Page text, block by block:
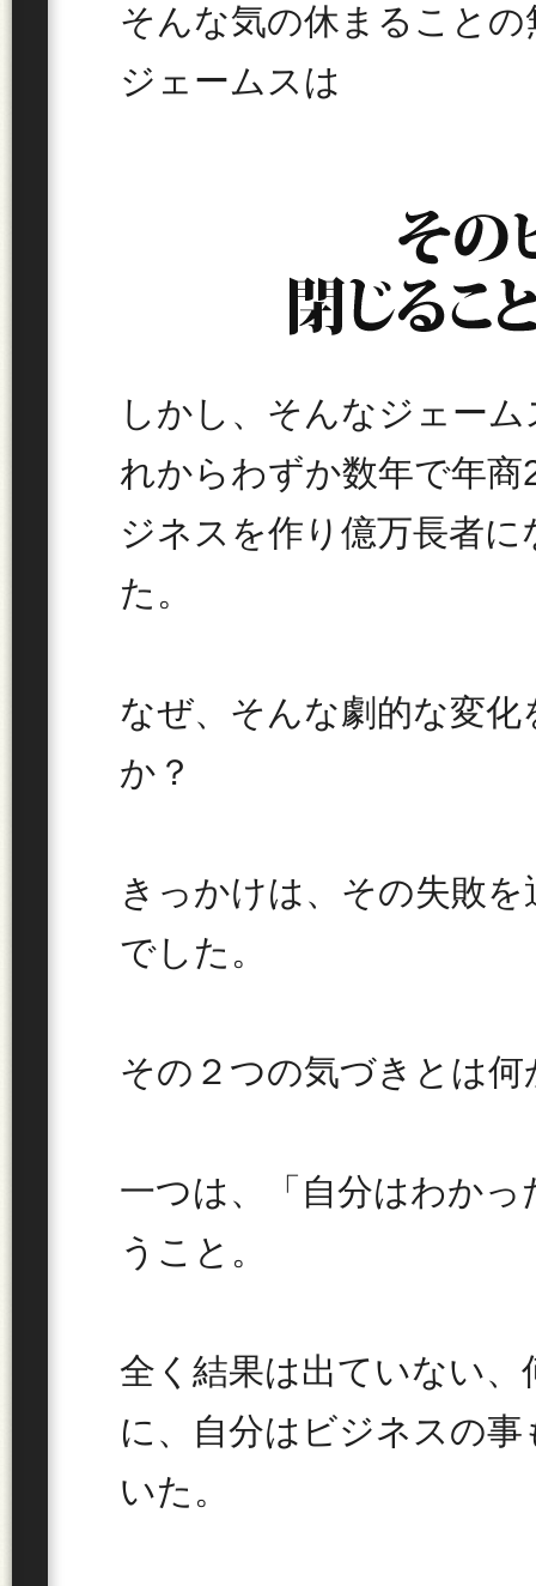
そんな気の休まること
ジェームスは
しかし、そんなジェー
れからわずか数年で年商
ジネスを作り億万長者に
た。
なぜ、そんな劇的な変
か？
きっかけは、その失敗
でした。
その２つの気づきとは何
一つは、「自分はわか
うこと。
全く結果は出ていない
に、自分はビジネスの
いた。